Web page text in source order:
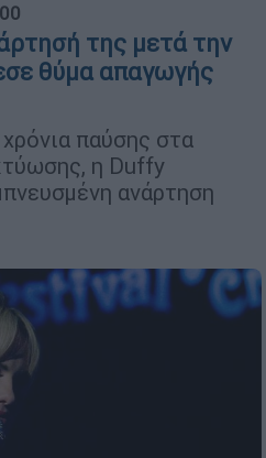
της μετά την
θύμα απαγωγής
παύσης στα
η Duffy
ανάρτηση